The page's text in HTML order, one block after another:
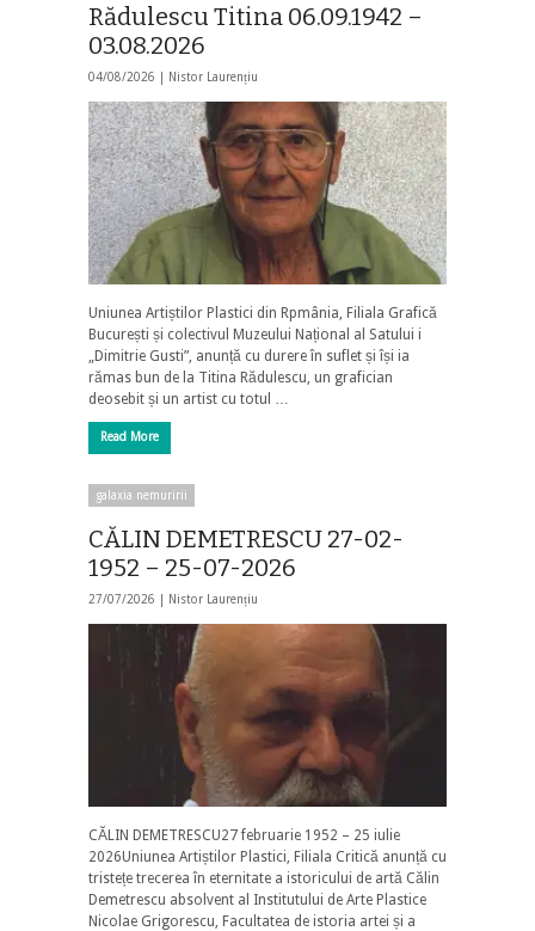
Rădulescu Titina 06.09.1942 –
03.08.2026
04/08/2026 | Nistor Laurențiu
Uniunea Artiștilor Plastici din Rpmânia, Filiala Grafică
București și colectivul Muzeului Național al Satului i
„Dimitrie Gusti”, anunță cu durere în suflet și își ia
rămas bun de la Titina Rădulescu, un grafician
deosebit și un artist cu totul …
Read More
galaxia nemuririi
CĂLIN DEMETRESCU 27-02-
1952 – 25-07-2026
27/07/2026 | Nistor Laurențiu
CĂLIN DEMETRESCU27 februarie 1952 – 25 iulie
2026Uniunea Artiștilor Plastici, Filiala Critică anunță cu
tristețe trecerea în eternitate a istoricului de artă Călin
Demetrescu absolvent al Institutului de Arte Plastice
Nicolae Grigorescu, Facultatea de istoria artei și a